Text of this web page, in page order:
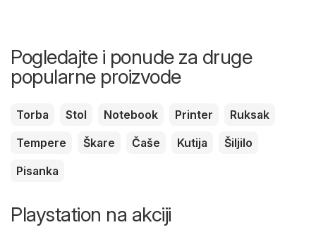
Pogledajte i ponude za druge
popularne proizvode
Torba Stol Notebook Printer
Ruksak
Tempere
Škare Čaše Kutija
Šiljilo
Pisanka
Playstation na akciji